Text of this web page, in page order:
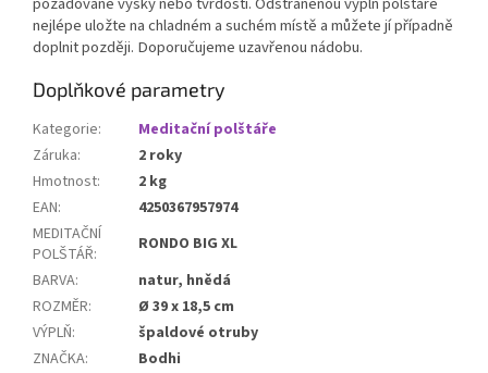
nejlépe uložte na chladném a suchém místě a můžete jí případně
doplnit později. Doporučujeme uzavřenou nádobu.
Doplňkové parametry
Kategorie:
Meditační polštáře
Záruka:
2 roky
Hmotnost:
2 kg
EAN:
4250367957974
MEDITAČNÍ
POLŠTÁŘ:
RONDO BIG XL
BARVA:
natur, hnědá
ROZMĚR:
Ø 39 x 18,5 cm
VÝPLŇ:
špaldové otruby
ZNAČKA:
Bodhi